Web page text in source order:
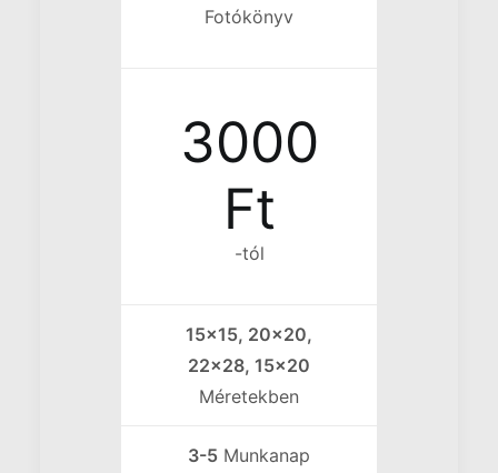
Fotókönyv
3000
Ft
-tól
15x15, 20x20,
22x28, 15x20
Méretekben
3-5 Munkanap